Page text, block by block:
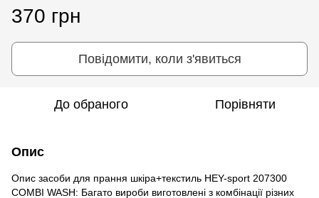
370 грн
Повідомити, коли з'явиться
До обраного Порівняти
Опис
Опис засоби для прання шкіра+текстиль HEY-sport 207300
COMBI WASH: Багато вироби виготовлені з комбінації різних